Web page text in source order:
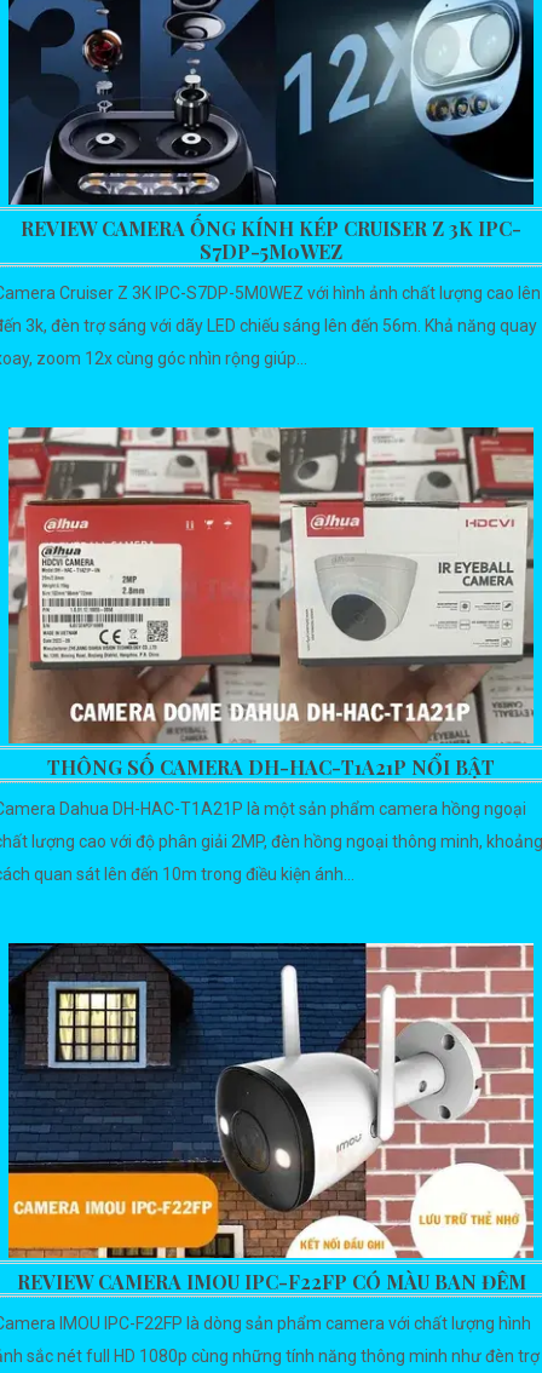
REVIEW CAMERA ỐNG KÍNH KÉP CRUISER Z 3K IPC-
S7DP-5M0WEZ
Cruiser Z 3K IPC-S7DP-5M0WEZ với hình ảnh chất lượng cao lên
3k, đèn trợ sáng với dãy LED chiếu sáng lên đến 56m. Khả năng quay
zoom 12x cùng góc nhìn rộng giúp...
THÔNG SỐ CAMERA DH-HAC-T1A21P NỔI BẬT
Dahua DH-HAC-T1A21P là một sản phẩm camera hồng ngoại
lượng cao với độ phân giải 2MP, đèn hồng ngoại thông minh, khoảng
quan sát lên đến 10m trong điều kiện ánh...
REVIEW CAMERA IMOU IPC-F22FP CÓ MÀU BAN ĐÊM
IMOU IPC-F22FP là dòng sản phẩm camera với chất lượng hình
sắc nét full HD 1080p cùng những tính năng thông minh như đèn trợ